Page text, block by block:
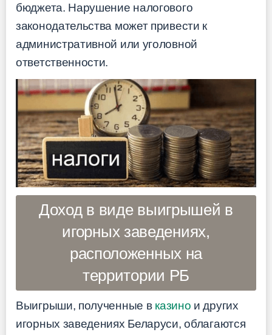
бюджета. Нарушение налогового
законодательства может привести к
административной или уголовной
ответственности.
Доход в виде выигрышей в
игорных заведениях,
расположенных на
территории РБ
Выигрыши, полученные в казино и других
игорных заведениях Беларуси, облагаются